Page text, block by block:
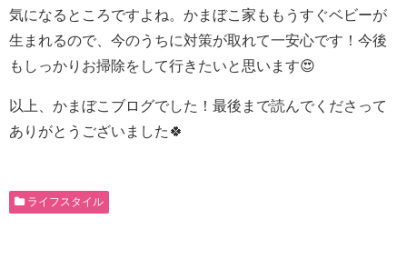
気になるところですよね。かまぼこ家ももうすぐベビーが
生まれるので、今のうちに対策が取れて一安心です！今後
もしっかりお掃除をして行きたいと思います😍
以上、かまぼこブログでした！最後まで読んでくださって
ありがとうございました🍀
ライフスタイル